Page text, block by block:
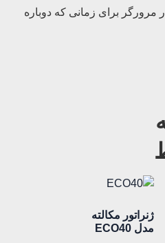
مرورگر برای زمانی که دوباره
ژنراتور مکالته
مدل ECO40